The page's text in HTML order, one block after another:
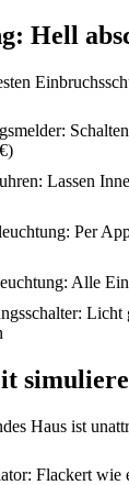
Hell
Lassen
Per
Alle
Licht
Haus ist
Flackert wie